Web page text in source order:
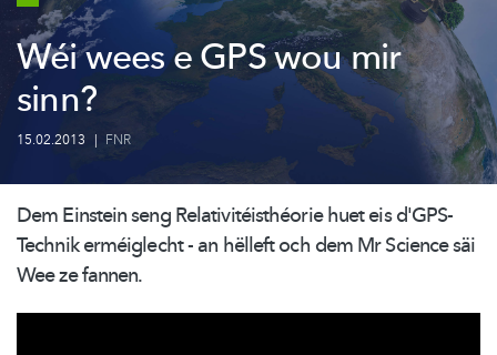
Wéi wees e GPS wou mir
sinn?
15.02.2013 | FNR
Dem Einstein seng Relativitéisthéoriehuet eis d'GPS-
Technik erméiglecht - an hëlleft och dem Mr Science säi
Wee ze fannen.